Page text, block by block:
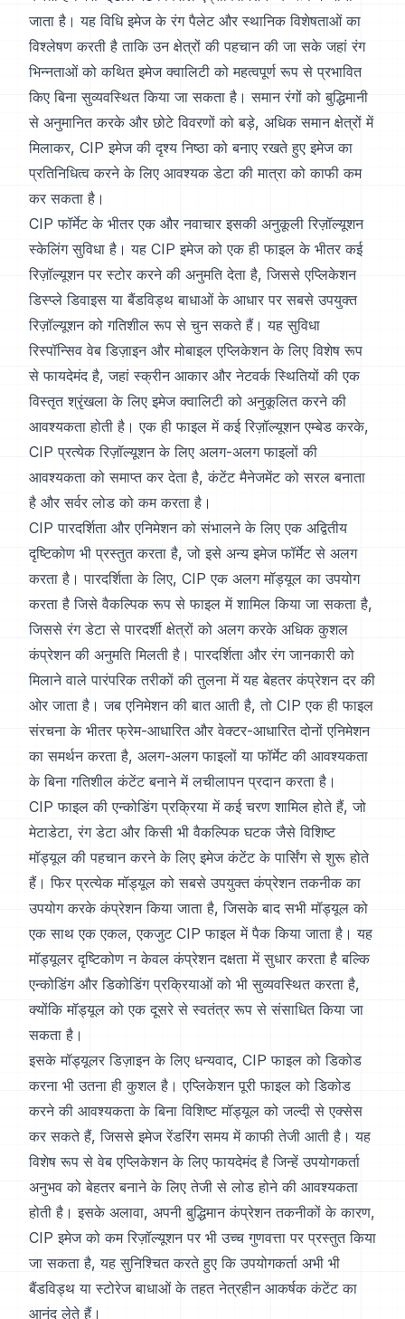
जाता है। यह विधि इमेज के रंग पैलेट और स्थानिक विशेषताओं का
विश्लेषण करती है ताकि उन क्षेत्रों की पहचान की जा सके जहां रंग
भिन्नताओं को कथित इमेज क्वालिटी को महत्वपूर्ण रूप से प्रभावित
किए बिना सुव्यवस्थित किया जा सकता है। समान रंगों को बुद्धिमानी
से अनुमानित करके और छोटे विवरणों को बड़े, अधिक समान क्षेत्रों में
मिलाकर, CIP इमेज की दृश्य निष्ठा को बनाए रखते हुए इमेज का
प्रतिनिधित्व करने के लिए आवश्यक डेटा की मात्रा को काफी कम
कर सकता है।
CIP फॉर्मेट के भीतर एक और नवाचार इसकी अनुकूली रिज़ॉल्यूशन
स्केलिंग सुविधा है। यह CIP इमेज को एक ही फाइल के भीतर कई
रिज़ॉल्यूशन पर स्टोर करने की अनुमति देता है, जिससे एप्लिकेशन
डिस्प्ले डिवाइस या बैंडविड्थ बाधाओं के आधार पर सबसे उपयुक्त
रिज़ॉल्यूशन को गतिशील रूप से चुन सकते हैं। यह सुविधा
रिस्पॉन्सिव वेब डिज़ाइन और मोबाइल एप्लिकेशन के लिए विशेष रूप
से फायदेमंद है, जहां स्क्रीन आकार और नेटवर्क स्थितियों की एक
विस्तृत श्रृंखला के लिए इमेज क्वालिटी को अनुकूलित करने की
आवश्यकता होती है। एक ही फाइल में कई रिज़ॉल्यूशन एम्बेड करके,
CIP प्रत्येक रिज़ॉल्यूशन के लिए अलग-अलग फाइलों की
आवश्यकता को समाप्त कर देता है, कंटेंट मैनेजमेंट को सरल बनाता
है और सर्वर लोड को कम करता है।
CIP पारदर्शिता और एनिमेशन को संभालने के लिए एक अद्वितीय
दृष्टिकोण भी प्रस्तुत करता है, जो इसे अन्य इमेज फॉर्मेट से अलग
करता है। पारदर्शिता के लिए, CIP एक अलग मॉड्यूल का उपयोग
करता है जिसे वैकल्पिक रूप से फाइल में शामिल किया जा सकता है,
जिससे रंग डेटा से पारदर्शी क्षेत्रों को अलग करके अधिक कुशल
कंप्रेशन की अनुमति मिलती है। पारदर्शिता और रंग जानकारी को
मिलाने वाले पारंपरिक तरीकों की तुलना में यह बेहतर कंप्रेशन दर की
ओर जाता है। जब एनिमेशन की बात आती है, तो CIP एक ही फाइल
संरचना के भीतर फ्रेम-आधारित और वेक्टर-आधारित दोनों एनिमेशन
का समर्थन करता है, अलग-अलग फाइलों या फॉर्मेट की आवश्यकता
के बिना गतिशील कंटेंट बनाने में लचीलापन प्रदान करता है।
CIP फाइल की एन्कोडिंग प्रक्रिया में कई चरण शामिल होते हैं, जो
मेटाडेटा, रंग डेटा और किसी भी वैकल्पिक घटक जैसे विशिष्ट
मॉड्यूल की पहचान करने के लिए इमेज कंटेंट के पार्सिंग से शुरू होते
हैं। फिर प्रत्येक मॉड्यूल को सबसे उपयुक्त कंप्रेशन तकनीक का
उपयोग करके कंप्रेशन किया जाता है, जिसके बाद सभी मॉड्यूल को
एक साथ एक एकल, एकजुट CIP फाइल में पैक किया जाता है। यह
मॉड्यूलर दृष्टिकोण न केवल कंप्रेशन दक्षता में सुधार करता है बल्कि
एन्कोडिंग और डिकोडिंग प्रक्रियाओं को भी सुव्यवस्थित करता है,
क्योंकि मॉड्यूल को एक दूसरे से स्वतंत्र रूप से संसाधित किया जा
सकता है।
इसके मॉड्यूलर डिज़ाइन के लिए धन्यवाद, CIP फाइल को डिकोड
करना भी उतना ही कुशल है। एप्लिकेशन पूरी फाइल को डिकोड
करने की आवश्यकता के बिना विशिष्ट मॉड्यूल को जल्दी से एक्सेस
कर सकते हैं, जिससे इमेज रेंडरिंग समय में काफी तेजी आती है। यह
विशेष रूप से वेब एप्लिकेशन के लिए फायदेमंद है जिन्हें उपयोगकर्ता
अनुभव को बेहतर बनाने के लिए तेजी से लोड होने की आवश्यकता
होती है। इसके अलावा, अपनी बुद्धिमान कंप्रेशन तकनीकों के कारण,
CIP इमेज को कम रिज़ॉल्यूशन पर भी उच्च गुणवत्ता पर प्रस्तुत किया
जा सकता है, यह सुनिश्चित करते हुए कि उपयोगकर्ता अभी भी
बैंडविड्थ या स्टोरेज बाधाओं के तहत नेत्रहीन आकर्षक कंटेंट का
आनंद लेते हैं।